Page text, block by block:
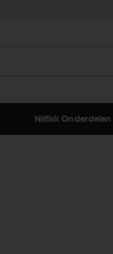
Nilfisk Onderdelen